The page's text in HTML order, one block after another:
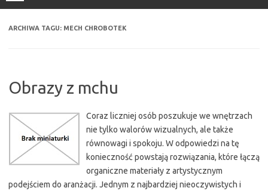
ARCHIWA TAGU: MECH CHROBOTEK
Obrazy z mchu
Coraz liczniej osób poszukuje we wnętrzach
nie tylko walorów wizualnych, ale także
równowagi i spokoju. W odpowiedzi na tę
konieczność powstają rozwiązania, które łączą
organiczne materiały z artystycznym
podejściem do aranżacji. Jednym z najbardziej nieoczywistych i